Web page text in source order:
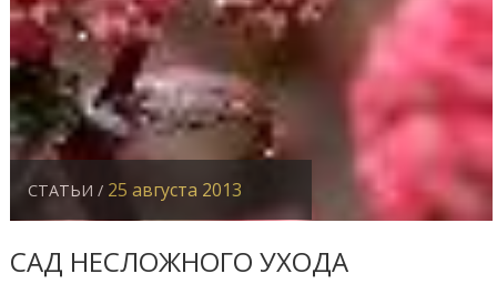
СТАТЬИ / 25 августа 2013
САД НЕСЛОЖНОГО УХОДА